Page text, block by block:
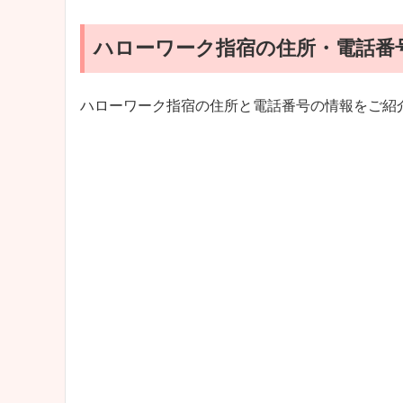
ハローワーク指宿の住所・電話番
ハローワーク指宿の住所と電話番号の情報をご紹